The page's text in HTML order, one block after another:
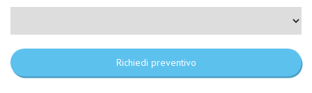
Richiedi preventivo